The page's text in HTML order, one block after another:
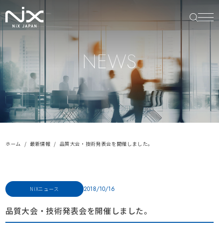
NEWS
ホーム 最新情報 品質大会・技術発表会を開催しました。
NiXニュース 2018/10/16
品質大会・技術発表会を開催しました。